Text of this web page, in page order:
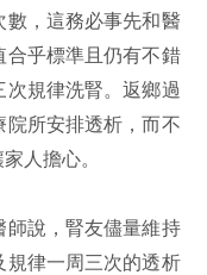
數，這務必事先和醫
合乎標準且仍有不錯
規律洗腎。返鄉過
所安排透析，而不
人擔心。
師說，腎友儘量維持
規律一周三次的透析